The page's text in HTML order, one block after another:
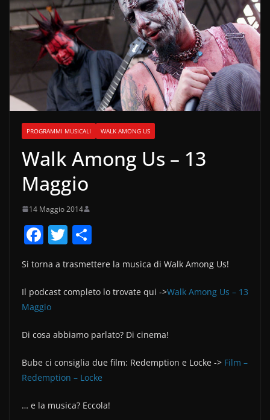
PROGRAMMI MUSICALI WALK AMONG US
Walk Among Us – 13
Maggio
14 Maggio 2014
F
c
e
b
o
k
T
itt
er
n
di
di
Si torna a trasmettere la musica di Walk Among Us!
Il podcast completo lo trovate qui ->Walk Among Us – 13
Maggio
Di cosa abbiamo parlato? Di cinema!
Bube ci consiglia due film: Redemption e Locke -> Film –
Redemption – Locke
… e la musica? Eccola!